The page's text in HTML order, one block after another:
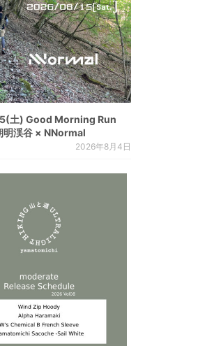
土) Good Morning Run
明渓谷 × NNormal
2026年8月4日